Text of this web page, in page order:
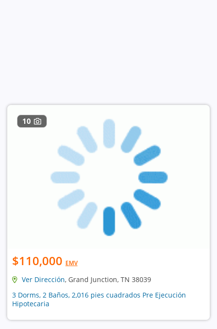
10
$110,000 EMV
Ver Dirección, Grand Junction, TN 38039
3 Dorms, 2 Baños, 2,016 pies cuadrados Pre Ejecución
Hipotecaria